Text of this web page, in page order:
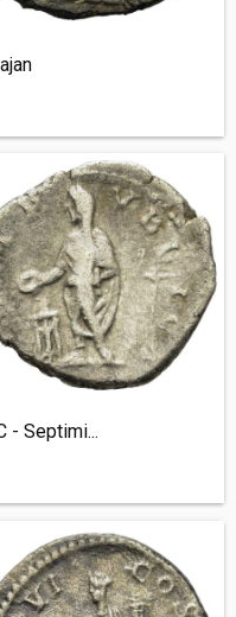
- Septimi...